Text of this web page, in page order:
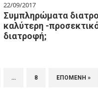
22/09/2017
Συμπληρώματα
καλύτερη -
διατροφή;
… 8 ΕΠΌΜΕΝΗ »